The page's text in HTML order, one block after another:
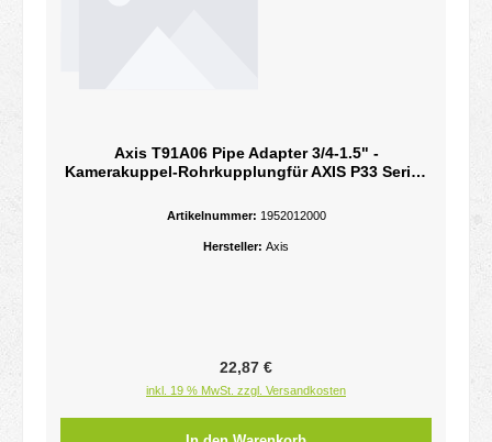
Axis T91A06 Pipe Adapter 3/4-1.5" -
Kamerakuppel-Rohrkupplungfür AXIS P33 Series
Kit
Artikelnummer: 1952012000
Hersteller: Axis
Regulärer Preis:
22,87 €
inkl. 19 % MwSt. zzgl. Versandkosten